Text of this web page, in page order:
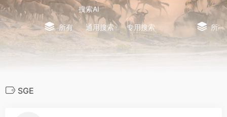
搜索AI
所有 通用搜索 专用搜索 所有
SGE